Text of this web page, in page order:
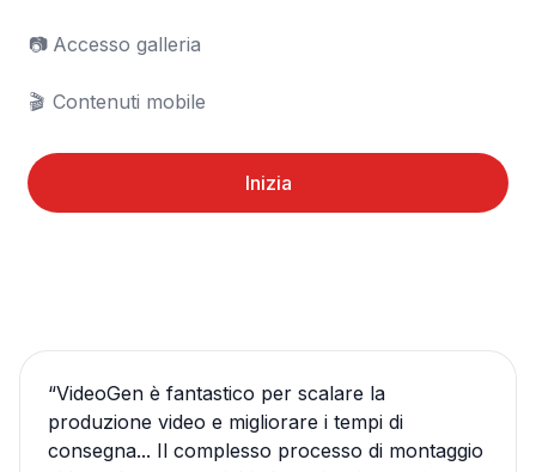
📷	Accesso galleria
🎬	Contenuti mobile
Inizia
“VideoGen è fantastico per scalare la
produzione video e migliorare i tempi di
consegna... Il complesso processo di montaggio